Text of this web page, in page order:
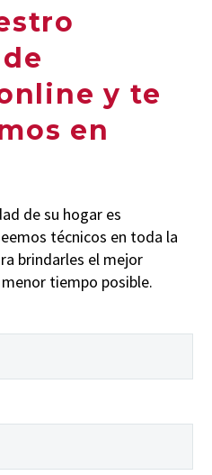
y te
en
de su hogar es
técnicos en toda la
brindarles el mejor
tiempo posible.